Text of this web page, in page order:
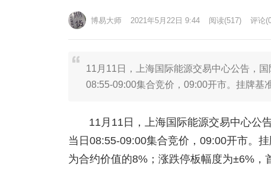
博易大师 2021年5月22日 9:44 阅读(517) 评论
11月11日，上海国际能源交易中心公告，
08:55-09:00集合竞价，09:00开市。挂牌
11月11日，上海国际能源交易中心公
当日08:55-09:00集合竞价，09:00开市。
为合约价值的8%；涨跌停板幅度为±6%，